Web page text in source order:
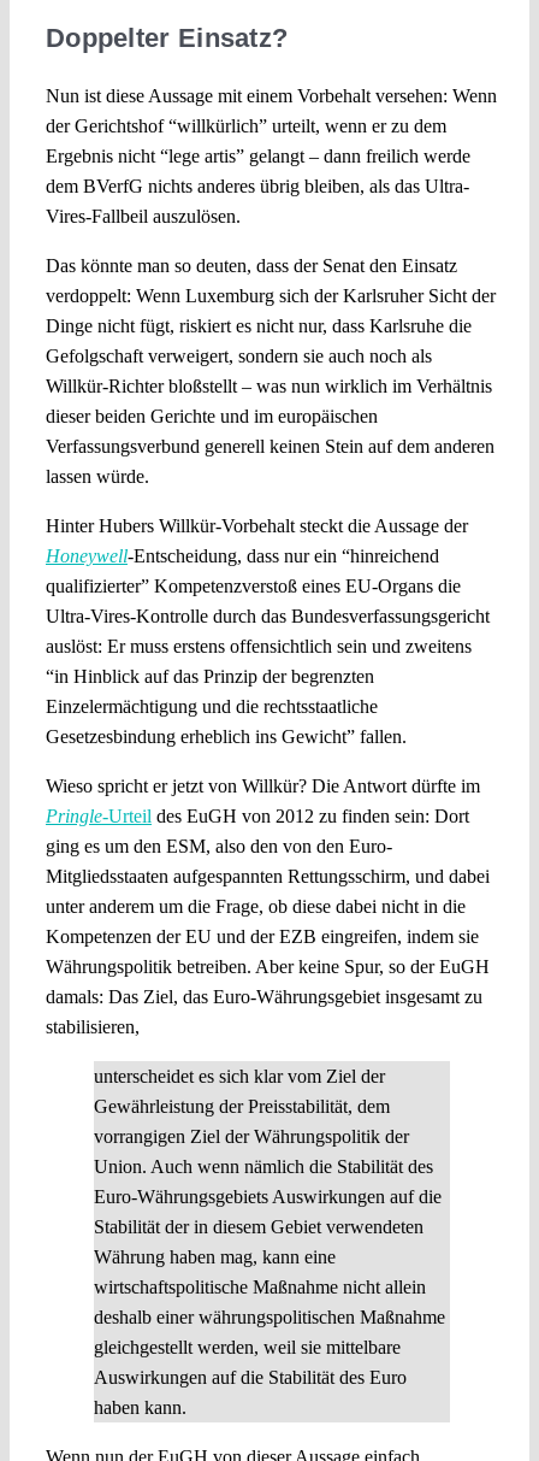
Doppelter Einsatz?
Nun ist diese Aussage mit einem Vorbehalt versehen: Wenn
der Gerichtshof “willkürlich” urteilt, wenn er zu dem
Ergebnis nicht “lege artis” gelangt – dann freilich werde
dem BVerfG nichts anderes übrig bleiben, als das Ultra-
Vires-Fallbeil auszulösen.
Das könnte man so deuten, dass der Senat den Einsatz
verdoppelt: Wenn Luxemburg sich der Karlsruher Sicht der
Dinge nicht fügt, riskiert es nicht nur, dass Karlsruhe die
Gefolgschaft verweigert, sondern sie auch noch als
Willkür-Richter bloßstellt – was nun wirklich im Verhältnis
dieser beiden Gerichte und im europäischen
Verfassungsverbund generell keinen Stein auf dem anderen
lassen würde.
Hinter Hubers Willkür-Vorbehalt steckt die Aussage der
Honeywell-Entscheidung, dass nur ein “hinreichend
qualifizierter” Kompetenzverstoß eines EU-Organs die
Ultra-Vires-Kontrolle durch das Bundesverfassungsgericht
auslöst: Er muss erstens offensichtlich sein und zweitens
“in Hinblick auf das Prinzip der begrenzten
Einzelermächtigung und die rechtsstaatliche
Gesetzesbindung erheblich ins Gewicht” fallen.
Wieso spricht er jetzt von Willkür? Die Antwort dürfte im
Pringle-Urteil des EuGH von 2012 zu finden sein: Dort
ging es um den ESM, also den von den Euro-
Mitgliedsstaaten aufgespannten Rettungsschirm, und dabei
unter anderem um die Frage, ob diese dabei nicht in die
Kompetenzen der EU und der EZB eingreifen, indem sie
Währungspolitik betreiben. Aber keine Spur, so der EuGH
damals: Das Ziel, das Euro-Währungsgebiet insgesamt zu
stabilisieren,
unterscheidet es sich klar vom Ziel der
Gewährleistung der Preisstabilität, dem
vorrangigen Ziel der Währungspolitik der
Union. Auch wenn nämlich die Stabilität des
Euro-Währungsgebiets Auswirkungen auf die
Stabilität der in diesem Gebiet verwendeten
Währung haben mag, kann eine
wirtschaftspolitische Maßnahme nicht allein
deshalb einer währungspolitischen Maßnahme
gleichgestellt werden, weil sie mittelbare
Auswirkungen auf die Stabilität des Euro
haben kann.
Wenn nun der EuGH von dieser Aussage einfach